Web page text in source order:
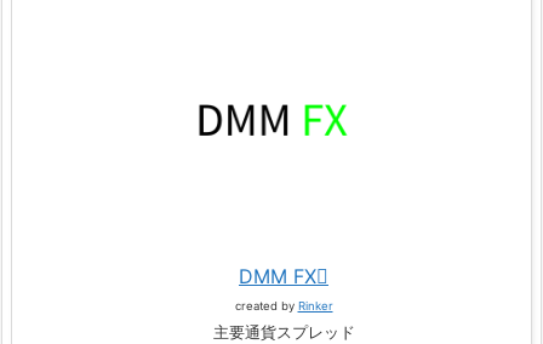
DMM FX
created by Rinker
主要通貨スプレッド